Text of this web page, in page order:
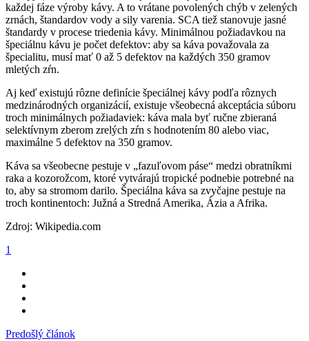
každej fáze výroby kávy. A to vrátane povolených chýb v zelených
zrnách, štandardov vody a sily varenia. SCA tiež stanovuje jasné
štandardy v procese triedenia kávy. Minimálnou požiadavkou na
špeciálnu kávu je počet defektov: aby sa káva považovala za
špecialitu, musí mať 0 až 5 defektov na každých 350 gramov
mletých zŕn.
Aj keď existujú rôzne definície špeciálnej kávy podľa rôznych
medzinárodných organizácií, existuje všeobecná akceptácia súboru
troch minimálnych požiadaviek: káva mala byť ručne zbieraná
selektívnym zberom zrelých zŕn s hodnotením 80 alebo viac,
maximálne 5 defektov na 350 gramov.
Káva sa všeobecne pestuje v „fazuľovom páse“ medzi obratníkmi
raka a kozorožcom, ktoré vytvárajú tropické podnebie potrebné na
to, aby sa stromom darilo. Špeciálna káva sa zvyčajne pestuje na
troch kontinentoch: Južná a Stredná Amerika, Ázia a Afrika.
Zdroj: Wikipedia.com
1
Predošlý článok